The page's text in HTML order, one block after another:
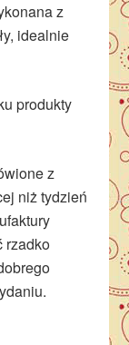
z
idealnie
produkty
z
niż tydzień
rzadko